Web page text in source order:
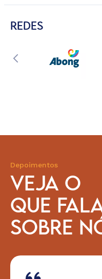
REDES
Depoimentos
VEJA O
QUE
SOBRE